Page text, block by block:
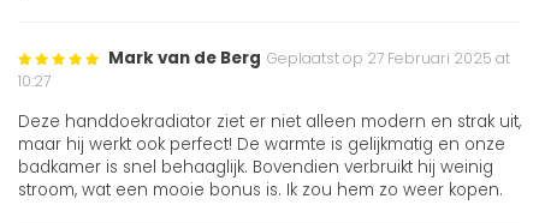
Mark van de Berg Geplaatst op 27 Februari 2025 at
10:27
Deze handdoekradiator ziet er niet alleen modern en strak uit,
maar hij werkt ook perfect! De warmte is gelijkmatig en onze
badkamer is snel behaaglijk. Bovendien verbruikt hij weinig
stroom, wat een mooie bonus is. Ik zou hem zo weer kopen.